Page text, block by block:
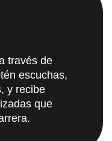
través de
escuchas,
y recibe
que